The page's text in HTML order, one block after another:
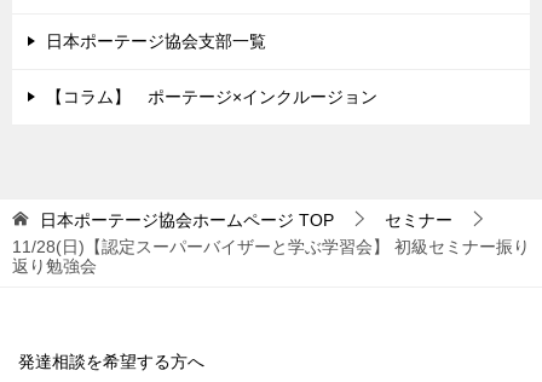
日本ポーテージ協会支部一覧
【コラム】 ポーテージ×インクルージョン
日本ポーテージ協会ホームページ TOP
セミナー
11/28(日)【認定スーパーバイザーと学ぶ学習会】 初級セミナー振り
返り勉強会
発達相談を希望する方へ